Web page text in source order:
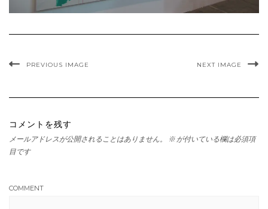
PREVIOUS IMAGE NEXT IMAGE
コメントを残す
メールアドレスが公開されることはありません。 ※ が付いている欄は必須項
目です
COMMENT